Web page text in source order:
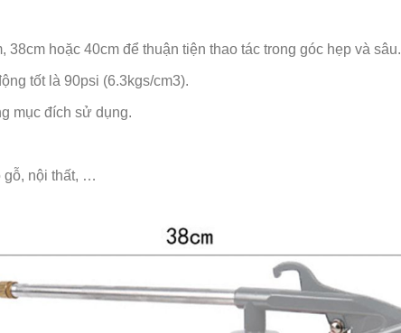
hoặc 40cm để thuận tiện thao tác trong góc hẹp và sâu.
tốt là 90psi (6.3kgs/cm3).
mục đích sử dụng.
gỗ, nội thất, …